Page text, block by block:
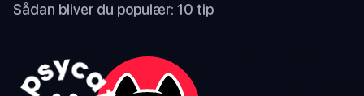
Sådan bliver du populær: 10 tip